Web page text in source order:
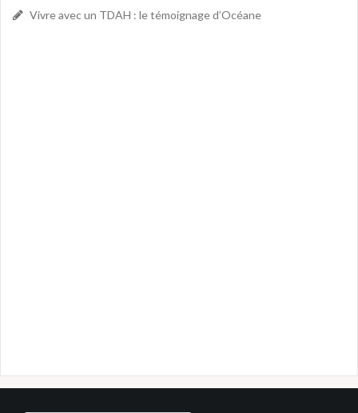
Vivre avec un TDAH : le témoignage d’Océane